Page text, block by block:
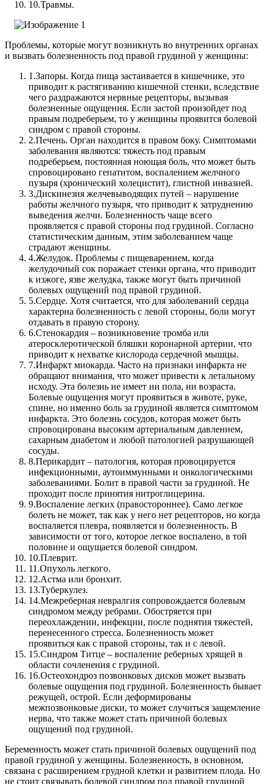
10.Травмы.
Проблемы, которые могут возникнуть во внутренних органах
и вызвать болезненность под правой грудиной у женщины:
1.Запоры. Когда пища застаивается в кишечнике, это
приводит к растягиванию кишечной стенки, вследствие
чего раздражаются нервные рецепторы, вызывая
болезненные ощущения. Если застой произойдет под
правым подреберьем, то у женщины проявится болевой
синдром с правой стороны.
2.Печень. Орган находится в правом боку. Симптомами
заболевания являются: тяжесть под правым
подреберьем, постоянная ноющая боль, что может быть
спровоцировано гепатитом, воспалением желчного
пузыря (хронический холецистит), глистной инвазией.
3.Дискинезия желчевыводящих путей – нарушение
работы желчного пузыря, что приводит к затруднению
выведения желчи. Болезненность чаще всего
проявляется с правой стороны под грудиной. Согласно
статистическим данным, этим заболеванием чаще
страдают женщины.
4.Желудок. Проблемы с пищеварением, когда
желудочный сок поражает стенки органа, что приводит
к изжоге, язве желудка, также могут быть причиной
болевых ощущений под правой грудиной.
5.Сердце. Хотя считается, что для заболеваний сердца
характерна болезненность с левой стороны, боли могут
отдавать в правую сторону.
6.Стенокардия – возникновение тромба или
атеросклеротической бляшки коронарной артерии, что
приводит к нехватке кислорода сердечной мышцы.
7.Инфаркт миокарда. Часто на признаки инфаркта не
обращают внимания, что может привести к летальному
исходу. Эта болезнь не имеет ни пола, ни возраста.
Болевые ощущения могут проявиться в животе, руке,
спине, но именно боль за грудиной является симптомом
инфаркта. Это болезнь сосудов, которая может быть
спровоцирована высоким артериальным давлением,
сахарным диабетом и любой патологией разрушающей
сосуды.
8.Перикардит – патология, которая провоцируется
инфекционными, аутоиммунными и онкологическими
заболеваниями. Болит в правой части за грудиной. Не
проходит после принятия нитроглицерина.
9.Воспаление легких (правостороннее). Само легкое
болеть не может, так как у него нет рецепторов, но когда
воспаляется плевра, появляется и болезненность. В
зависимости от того, которое легкое воспалено, в той
половине и ощущается болевой синдром.
10.Плеврит.
11.Опухоль легкого.
12.Астма или бронхит.
13.Туберкулез.
14.Межреберная невралгия сопровождается болевым
синдромом между ребрами. Обостряется при
переохлаждении, инфекции, после поднятия тяжестей,
перенесенного стресса. Болезненность может
проявиться как с правой стороны, так и с левой.
15.Синдром Титце – воспаление реберных хрящей в
области сочленения с грудиной.
16.Остеохондроз позвонковых дисков может вызвать
болевые ощущения под грудиной. Болезненность бывает
режущей, острой. Если деформированы
межпозвонковые диски, то может случиться защемление
нерва, что также может стать причиной болевых
ощущений под грудиной.
Беременность может стать причиной болевых ощущений под
правой грудиной у женщины. Болезненность, в основном,
связана с расширением грудной клетки и развитием плода. Но
не стоит связывать болевой синдром под правой грудиной